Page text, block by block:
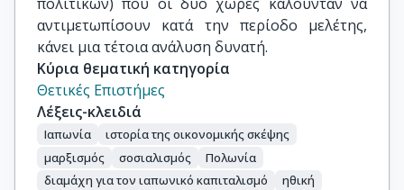
αντιμετωπίσουν κατά την περίοδο μελέτης,
κάνει μια τέτοια ανάλυση δυνατή.
Κύρια θεματική κατηγορία
Θετικές Επιστήμες
Λέξεις-κλειδιά
Ιαπωνία
ιστορία της οικονομικής σκέψης
μαρξισμός
σοσιαλισμός
Πολωνία
διαμάχη για τον ιαπωνικό καπιταλισμό
ηθική